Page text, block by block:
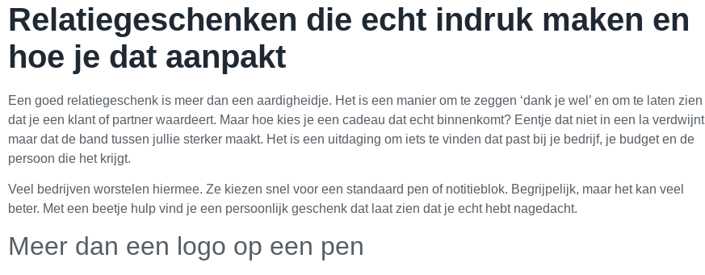
Relatiegeschenken die echt indruk maken en
hoe je dat aanpakt
Een goed relatiegeschenk is meer dan een aardigheidje. Het is een manier om te zeggen ‘dank je wel’ en om te laten zien
dat je een klant of partner waardeert. Maar hoe kies je een cadeau dat echt binnenkomt? Eentje dat niet in een la verdwijnt
maar dat de band tussen jullie sterker maakt. Het is een uitdaging om iets te vinden dat past bij je bedrijf, je budget en de
persoon die het krijgt.
Veel bedrijven worstelen hiermee. Ze kiezen snel voor een standaard pen of notitieblok. Begrijpelijk, maar het kan veel
beter. Met een beetje hulp vind je een persoonlijk geschenk dat laat zien dat je echt hebt nagedacht.
Meer dan een logo op een pen